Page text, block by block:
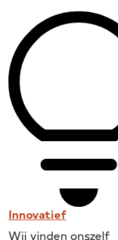
Innovatief
Wij vinden onszelf